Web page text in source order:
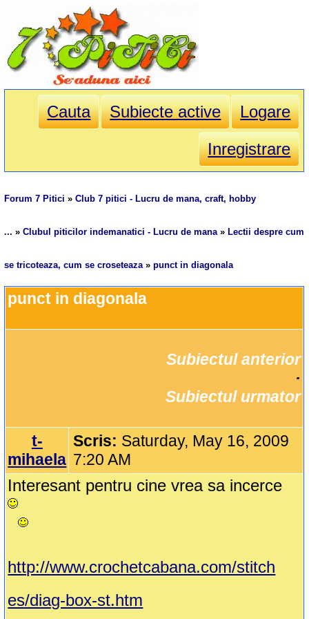
Cauta Subiecte active
Logare
Inregistrare
Forum 7 Pitici »Club 7 pitici - Lucru de mana, craft, hobby
... »Clubul piticilor indemanatici - Lucru de mana» Lectii despre cum
se tricoteaza, cum se croseteaza»punct in diagonala
punct in diagonala
Subiectul anterior
Subiectul urmator
t-
mihaela
Scris: Saturday, May 16, 2009
7:20 AM
Interesant pentru cine vrea sa incerce
http://www.crochetcabana.com/stitch
es/diag-box-st.htm